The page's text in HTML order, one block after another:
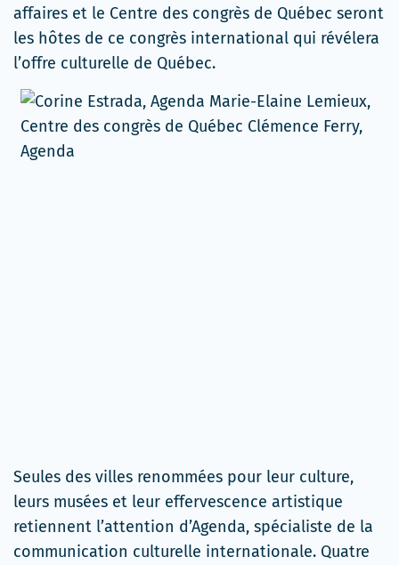
affaires et le Centre des congrès de Québec seront
les hôtes de ce congrès international qui révélera
l’offre culturelle de Québec.
Seules des villes renommées pour leur culture,
leurs musées et leur effervescence artistique
retiennent l’attention d’Agenda, spécialiste de la
communication culturelle internationale. Quatre